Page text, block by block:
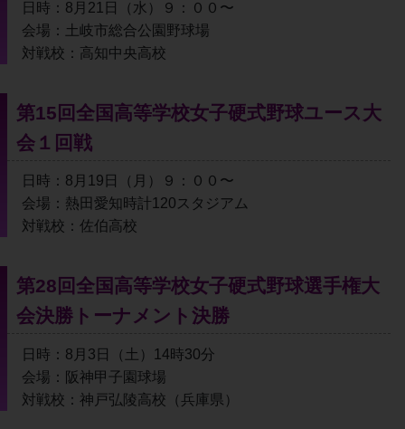
日時：8月21日（水）９：００〜
会場：土岐市総合公園野球場
対戦校：高知中央高校
第15回全国高等学校女子硬式野球ユース大
会１回戦
日時：8月19日（月）９：００〜
会場：熱田愛知時計120スタジアム
対戦校：佐伯高校
第28回全国高等学校女子硬式野球選手権大
会決勝トーナメント決勝
日時：8月3日（土）14時30分
会場：阪神甲子園球場
対戦校：神戸弘陵高校（兵庫県）